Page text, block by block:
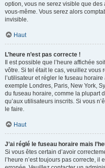
option, vous ne serez visible que
vous-même. Vous serez alors
invisible.
Haut
L’heure n’est pas correcte !
Il est possible que l’heure affichée
vôtre. Si tel était le cas, veuillez vous
l’utilisateur et régler le fuseau
exemple Londres, Paris, New York,
du fuseau horaire, comme la plupart
qu’aux utilisateurs inscrits. Si vous
le faire.
Haut
J’ai réglé le fuseau horaire mais
Si vous êtes certain d’avoir
l’heure n’est toujours pas correcte,